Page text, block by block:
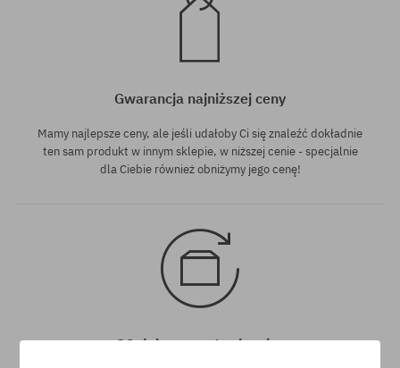
Gwarancja najniższej ceny
Mamy najlepsze ceny, ale jeśli udałoby Ci się znaleźć dokładnie
ten sam produkt w innym sklepie, w niższej cenie - specjalnie
dla Ciebie również obniżymy jego cenę!
30 dni na zwrot zakupów